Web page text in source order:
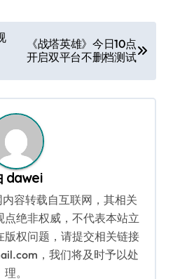
《战塔英雄》今日10点
开启双平台不删档测试
dawei
内容转载自互联网，其相关
绝非权威，不代表本站立
版权问题，请提交相关链接
，我们将及时予以处
理。